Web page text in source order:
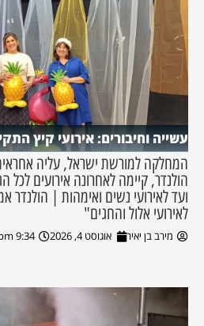
עשייה וחיבורים: אירועי קיץ
המחלקה למורשת ישראל, עליה
הולנדר, קיימה לאחרונה אירועים לכל
ועד לאירועי נשים ואימהות | הולנדר
לאירועי אלול והחגים"
מירב בן יאיר אוגוסט 4, 2026 9:34 pm